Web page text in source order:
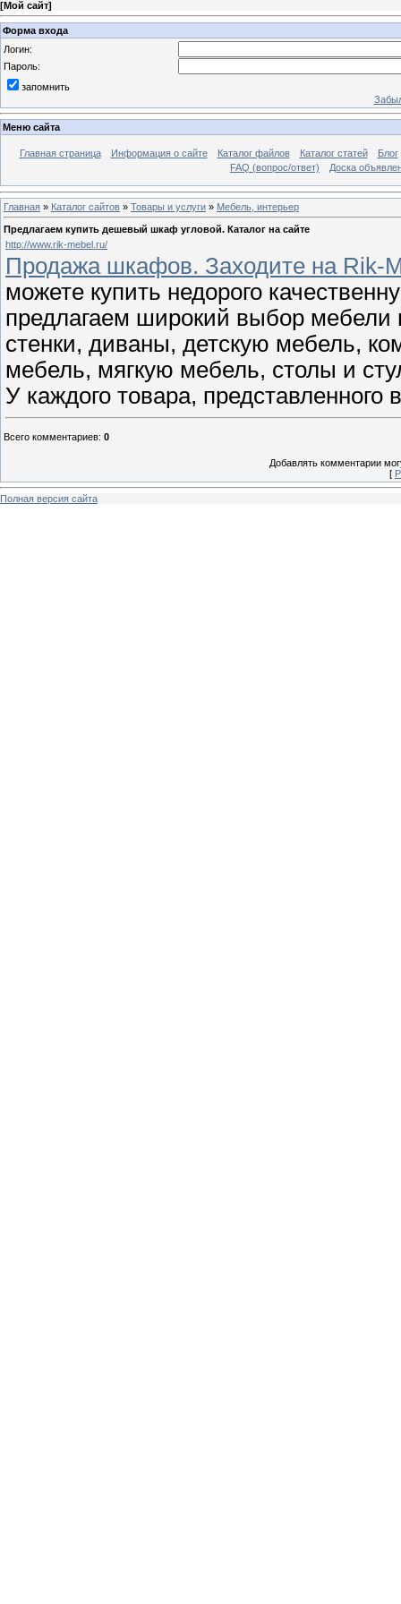
[Мой сайт]
Форма входа
Логин:
Пароль:
запомнить
Меню сайта
Главная страница Информация о сайте Каталог файлов Каталог статей
Блог
FAQ (вопрос/ответ)
Доска
Главная » Каталог сайтов » Товары и услуги » Мебель, интерьер
Предлагаем купить дешевый шкаф угловой. Каталог на сайте
http://www.rik-mebel.ru/
Продажа шкафов. Заходите на Rik-
можете купить недорого
предлагаем широкий выбор мебели
стенки, диваны, детскую мебель,
мебель, мягкую мебель, столы и
У каждого товара, представленного
Всего комментариев: 0
Добавлять комментарии
[
Полная версия сайта